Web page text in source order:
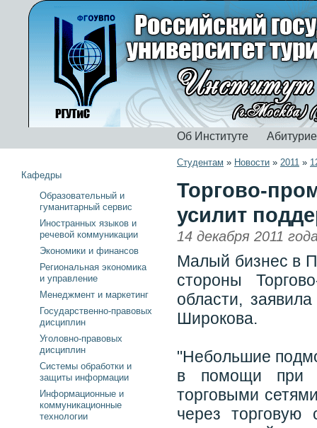
Об Институте
Студентам » Новости » 2011 »
Торгово-
усилит
14 декабря 2011
Малый бизнес в
стороны
области,
Широкова.
"Небольшие
в помощи при
торговыми
через
Кафедры
Образовательный и
гуманитарный сервис
Иностранных языков и
речевой коммуникации
Экономики и финансов
Региональная экономика
и управление
Менеджмент и маркетинг
Государственно-правовых
дисциплин
Уголовно-правовых
дисциплин
Системы обработки и
защиты информации
Информационные и
коммуникационные
технологии